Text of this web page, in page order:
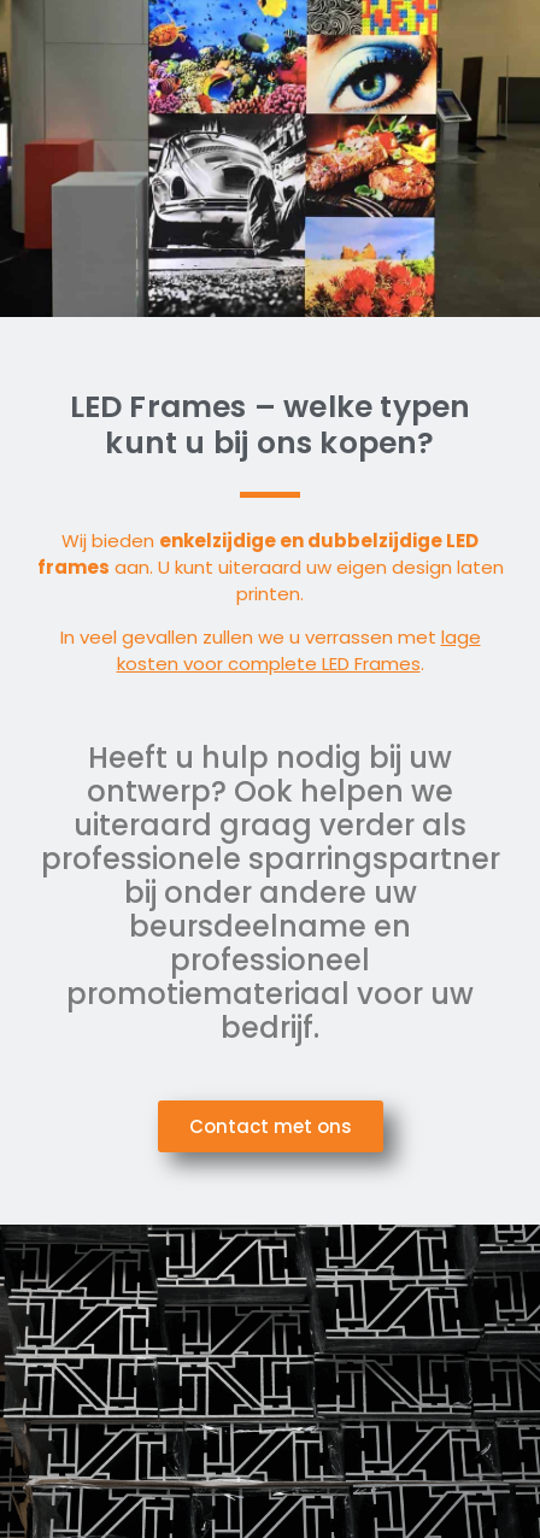
LED Frames – welke typen
kunt u bij ons kopen?
Wij bieden enkelzijdige en dubbelzijdige LED
frames aan. U kunt uiteraard uw eigen design laten
printen.
In veel gevallen zullen we u verrassen met lage
kosten voor complete LED Frames.
Heeft u hulp nodig bij uw
ontwerp? Ook helpen we
uiteraard graag verder als
professionele sparringspartner
bij onder andere uw
beursdeelname en
professioneel
promotiemateriaal voor uw
bedrijf.
Contact met ons